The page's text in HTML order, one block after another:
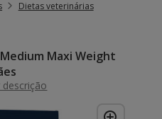
Dietas veterinárias
Maxi Weight
descrição